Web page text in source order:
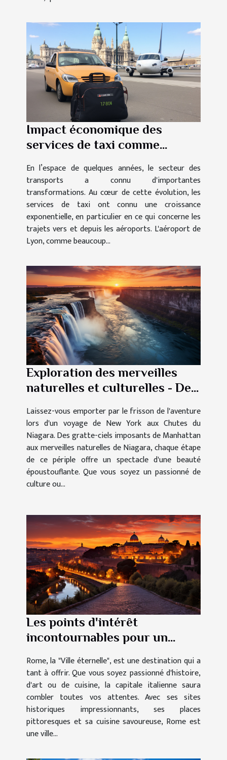
Impact économique des
services de taxi comme
Lyon
En l’espace de quelques années, le secteur des
transports a connu d'importantes
transformations. Au cœur de cette évolution, les
services de taxi ont connu une croissance
exponentielle, en particulier en ce qui concerne les
trajets vers et depuis les aéroports. L'aéroport de
Lyon, comme beaucoup...
Exploration des merveilles
naturelles et culturelles - De
Niagara
Laissez-vous emporter par le frisson de l'aventure
lors d'un voyage de New York aux Chutes du
Niagara. Des gratte-ciels imposants de Manhattan
aux merveilles naturelles de Niagara, chaque étape
de ce périple offre un spectacle d'une beauté
époustouflante. Que vous soyez un passionné de
culture ou...
Les points d'intérêt
incontournables pour un
Rome, la "Ville éternelle", est une destination qui a
tant à offrir. Que vous soyez passionné d'histoire,
d'art ou de cuisine, la capitale italienne saura
combler toutes vos attentes. Avec ses sites
historiques impressionnants, ses places
pittoresques et sa cuisine savoureuse, Rome est
une ville...